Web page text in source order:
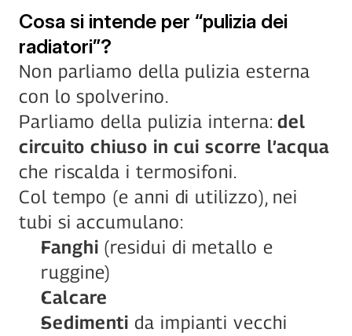
Cosa si intende per “pulizia dei
radiatori”?
Non parliamo della pulizia esterna
con lo spolverino.
Parliamo della pulizia interna: del
circuito chiuso in cui scorre l’acqua
che riscalda i termosifoni.
Col tempo (e anni di utilizzo), nei
tubi si accumulano:
Fanghi (residui di metallo e
ruggine)
Calcare
Sedimenti da impianti vecchi